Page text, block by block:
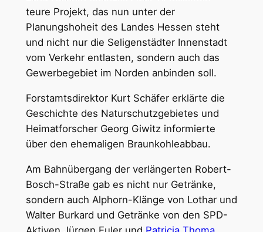
teure Projekt, das nun unter der
Planungshoheit des Landes Hessen steht
und nicht nur die Seligenstädter Innenstadt
vom Verkehr entlasten, sondern auch das
Gewerbegebiet im Norden anbinden soll.
Forstamtsdirektor Kurt Schäfer erklärte die
Geschichte des Naturschutzgebietes und
Heimatforscher Georg Giwitz informierte
über den ehemaligen Braunkohleabbau.
Am Bahnübergang der verlängerten Robert-
Bosch-Straße gab es nicht nur Getränke,
sondern auch Alphorn-Klänge von Lothar und
Walter Burkard und Getränke von den SPD-